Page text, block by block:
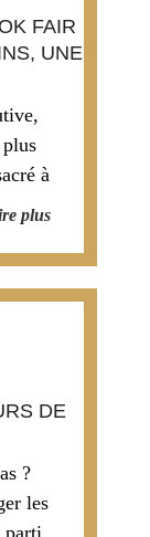
FAIR
UNE
à
plus
DE
?
les
parti